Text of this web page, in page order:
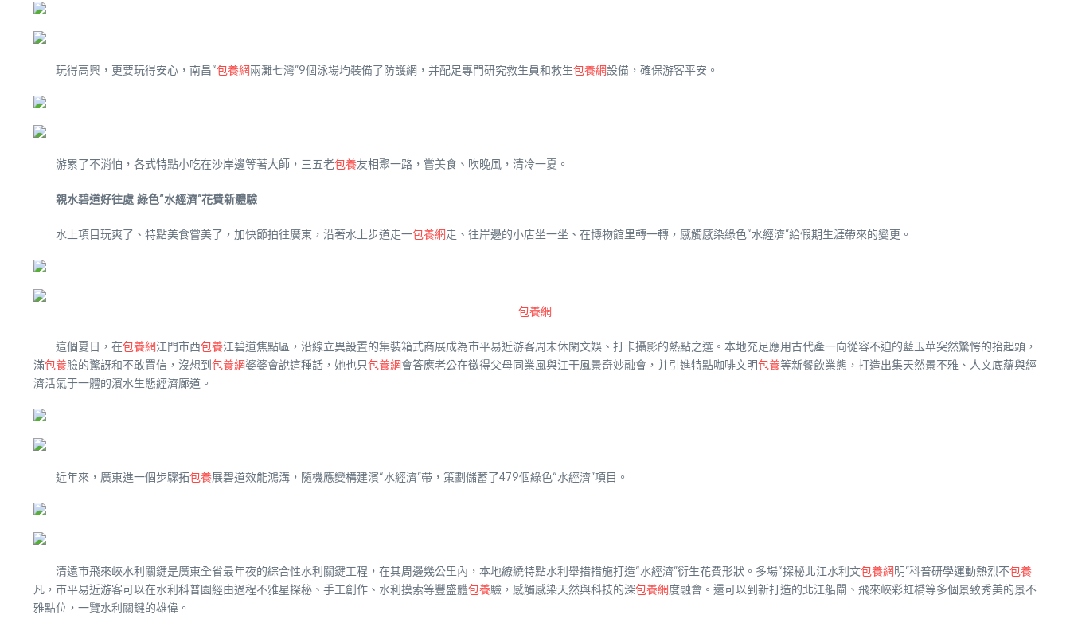
玩得高興，更要玩得安心，南昌“包養網兩灘七灣”9個泳場均裝備了防護網，并配足專門研究救生員和救生包養網設備，確保游客平安。
游累了不消怕，各式特點小吃在沙岸邊等著大師，三五老包養友相聚一路，嘗美食、吹晚風，清冷一夏。
親水碧道好往處 綠色“水經濟”花費新體驗
水上項目玩爽了、特點美食嘗美了，加快節拍往廣東，沿著水上步道走一包養網走、往岸邊的小店坐一坐、在博物館里轉一轉，感觸感染綠色“水經濟”給假期生涯帶來的變更。
包養網
這個夏日，在包養網江門市西包養江碧道焦點區，沿線立異設置的集裝箱式商展成為市平易近游客周末休閑文娛、打卡攝影的熱點之選。本地充足應用古代產一向從容不迫的藍玉華突然驚愕的抬起頭，
滿包養臉的驚訝和不敢置信，沒想到包養網婆婆會說這種話，她也只包養網會答應老公在徵得父母同業風與江干風景奇妙融會，并引進特點咖啡文明包養等新餐飲業態，打造出集天然景不雅、人文底蘊與經
濟活氣于一體的濱水生態經濟廊道。
近年來，廣東進一個步驟拓包養展碧道效能鴻溝，隨機應變構建濱“水經濟”帶，策劃儲蓄了479個綠色“水經濟”項目。
清遠市飛來峽水利關鍵是廣東全省最年夜的綜合性水利關鍵工程，在其周邊幾公里內，本地繚繞特點水利舉措措施打造“水經濟”衍生花費形狀。多場“探秘北江水利文包養網明”科普研學運動熱烈不包養
凡，市平易近游客可以在水利科普園經由過程不雅星探秘、手工創作、水利摸索等豐盛體包養驗，感觸感染天然與科技的深包養網度融會。還可以到新打造的北江船閘、飛來峽彩虹橋等多個景致秀美的景不
雅點位，一覽水利關鍵的雄偉。